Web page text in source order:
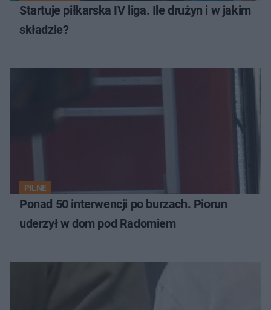
Startuje piłkarska IV liga. Ile drużyn i w jakim
składzie?
PILNE
Ponad 50 interwencji po burzach. Piorun
uderzył w dom pod Radomiem